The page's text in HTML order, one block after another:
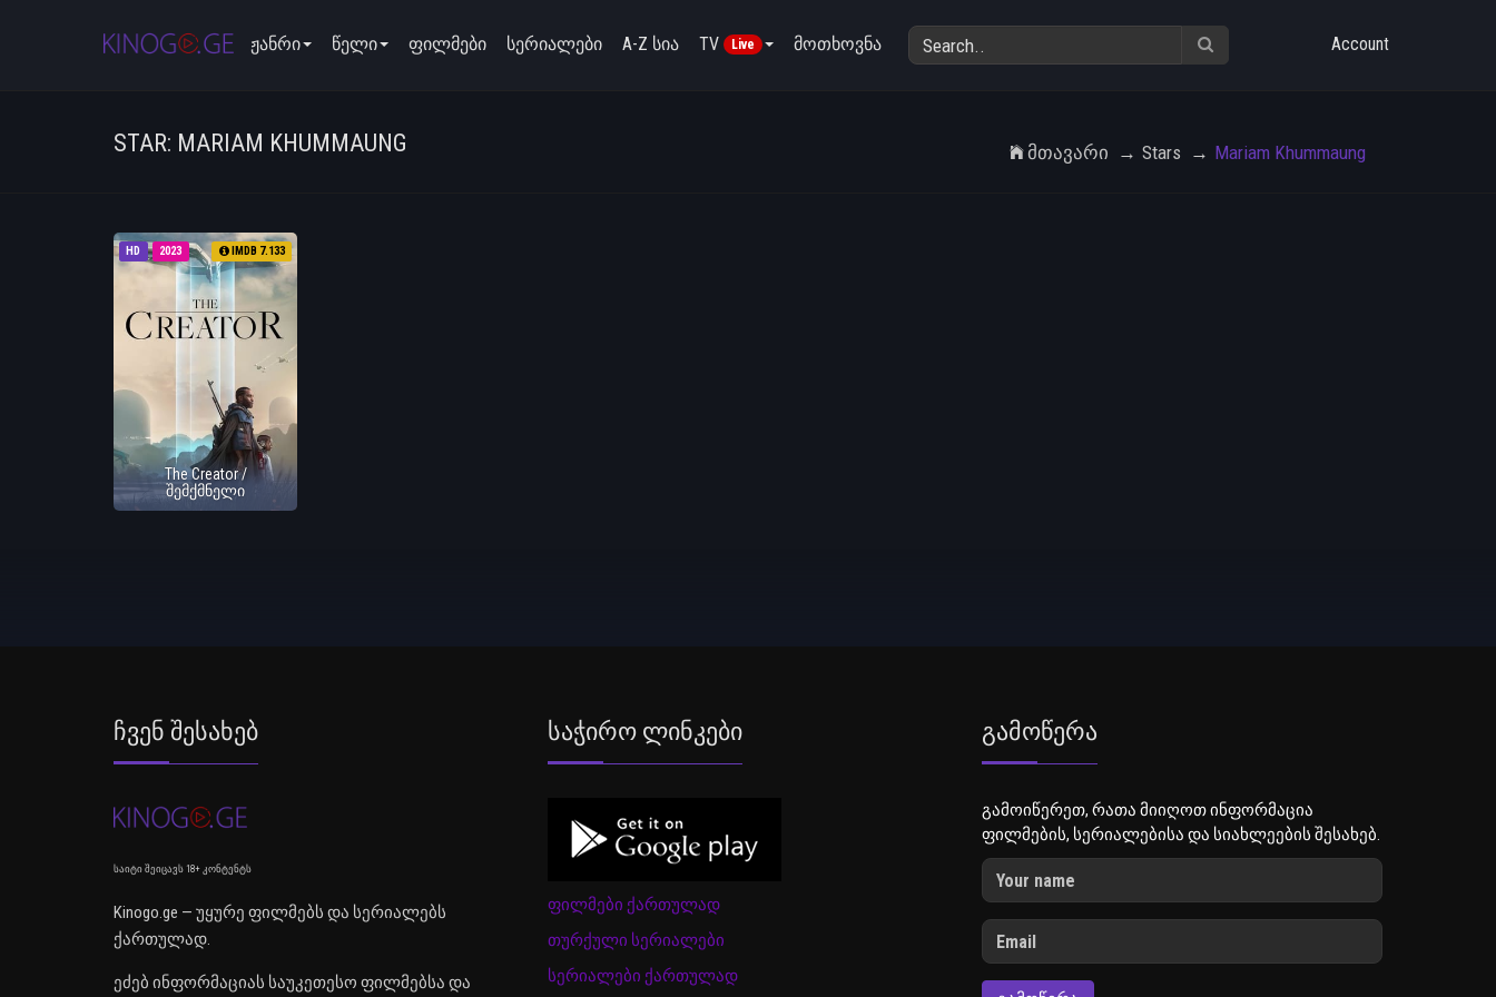
ჟანრი წელი ფილმები სერიალები A-Z სია TV Live მოთხოვნა Account
STAR: MARIAM KHUMMAUNG Მთავარი Stars Mariam Khummaung
HD 2023 IMDB 7.133
The Creator /
შემქმნელი
Ჩვენ Შესახებ
საიტი შეიცავს 18+ კონტენტს
Kinogo.ge — უყურე ფილმებს და სერიალებს
ქართულად.
ეძებ ინფორმაციას საუკეთესო ფილმებსა და
Საჭირო Ლინკები
ფილმები ქართულად
თურქული სერიალები
სერიალები ქართულად
Გამოწერა
გამოიწერეთ, რათა მიიღოთ ინფორმაცია
ფილმების, სერიალებისა და სიახლეების შესახებ.